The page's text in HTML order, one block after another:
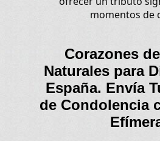
momentos de
Corazones
Naturales para
España. Envía
de Condolencia